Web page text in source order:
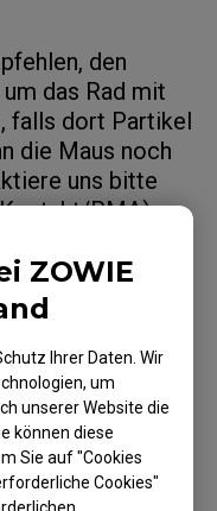
ZOWIE
Ihrer Daten. Wir
um
unserer Website die
können diese
Sie auf "Cookies
Cookies"
den
das Rad mit
falls dort Partikel
die Maus noch
uns bitte
RMA).
EC1-B (L), EC1-
(L), EC1-B DIVINA
EC1-C (L), EC1-
(M), EC2-A